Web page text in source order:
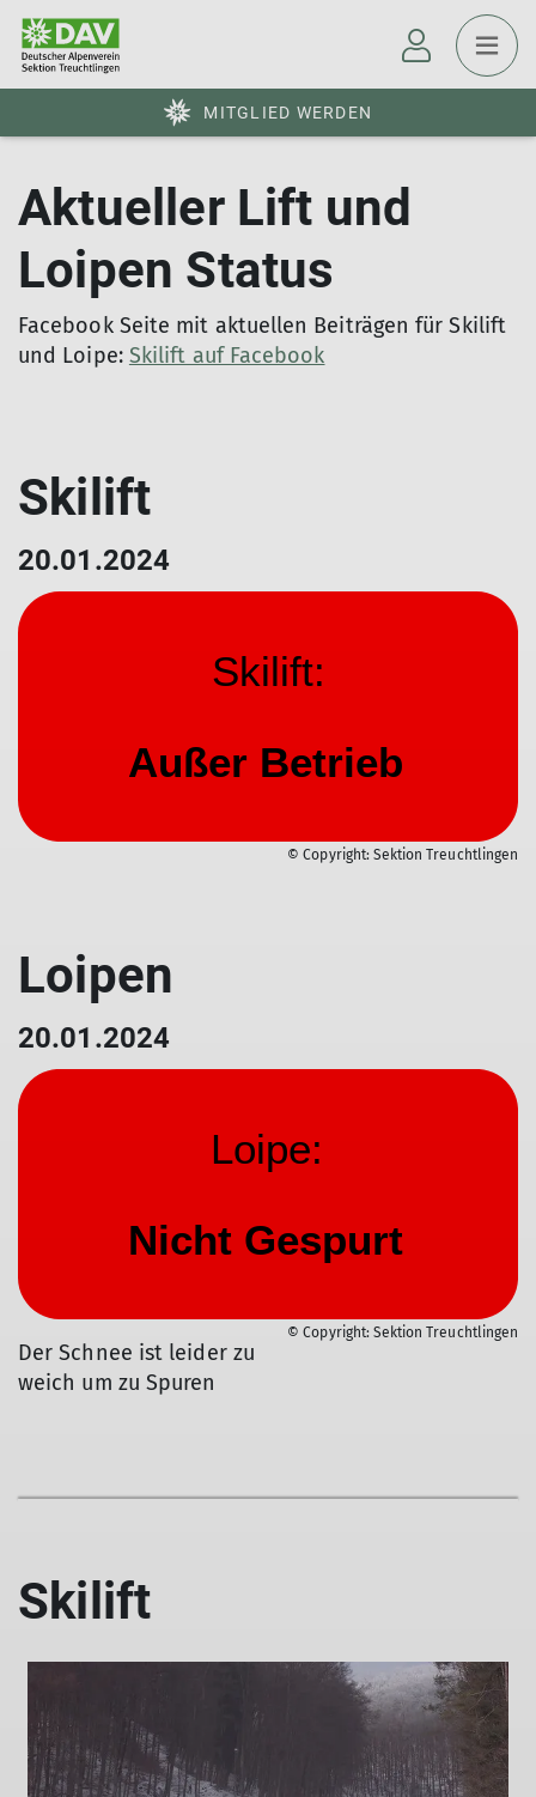
MITGLIED WERDEN
Aktueller Lift und
Loipen Status
Facebook Seite mit aktuellen Beiträgen für Skilift
und Loipe: Skilift auf Facebook
Skilift
20.01.2024
© Copyright: Sektion Treuchtlingen
Loipen
20.01.2024
© Copyright: Sektion Treuchtlingen
Der Schnee ist leider zu
weich um zu Spuren
Skilift
© Copyright: Sektion Treuchtlingen